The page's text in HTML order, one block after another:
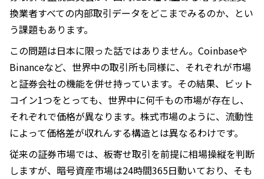
換業者すべての内部取引データをどこまでみるのか、とい
う課題もあります。
この問題は日本に限った話ではありません。Coinbaseや
Binanceなど、世界中の取引所も同様に、それぞれが市場
と証券会社の機能を併せ持っています。その結果、ビット
コイン1つをとっても、世界中に何千もの市場が存在し、
それぞれで価格が異なります。株式市場のように、流動性
によって価格差が収れんする構造とは異なるわけです。
従来の証券市場では、板寄せ取引を前提に相場操縦を判断
しますが、暗号資産市場は24時間365日動いており、そも